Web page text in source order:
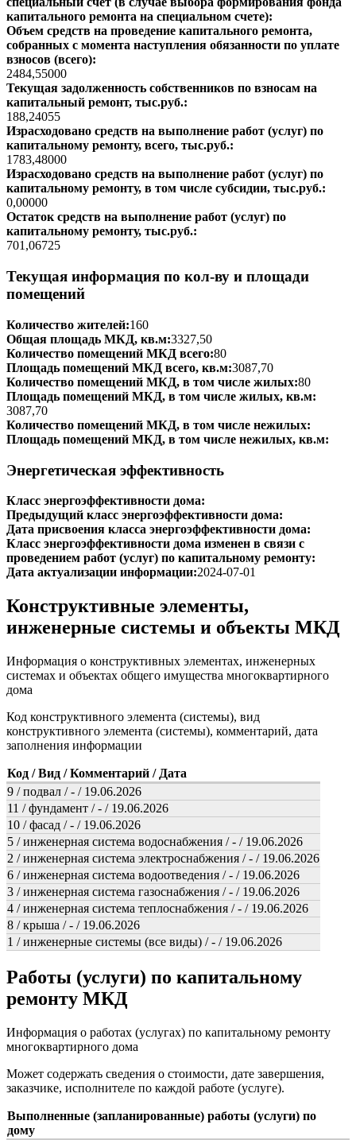
капитального ремонта на специальном счете):
Объем средств на проведение капитального ремонта,
собранных с момента наступления обязанности по уплате
взносов (всего):
2484,55000
Текущая задолженность собственников по взносам на
капитальный ремонт, тыс.руб.:
188,24055
Израсходовано средств на выполнение работ (услуг) по
капитальному ремонту, всего, тыс.руб.:
1783,48000
Израсходовано средств на выполнение работ (услуг) по
капитальному ремонту, в том числе субсидии, тыс.руб.:
0,00000
Остаток средств на выполнение работ (услуг) по
капитальному ремонту, тыс.руб.:
701,06725
Текущая информация по кол-ву и площади
помещений
Количество жителей:160
Общая площадь МКД, кв.м:3327,50
Количество помещений МКД всего:80
Площадь помещений МКД всего, кв.м:3087,70
Количество помещений МКД, в том числе жилых:80
Площадь помещений МКД, в том числе жилых, кв.м:
3087,70
Количество помещений МКД, в том числе нежилых:
Площадь помещений МКД, в том числе нежилых, кв.м:
Энергетическая эффективность
Класс энергоэффективности дома:
Предыдущий класс энергоэффективности дома:
Дата присвоения класса энергоэффективности дома:
Класс энергоэффективности дома изменен в связи с
проведением работ (услуг) по капитальному ремонту:
Дата актуализации информации:2024-07-01
Конструктивные элементы,
инженерные системы и объекты МКД
Информация о конструктивных элементах, инженерных
системах и объектах общего имущества многоквартирного
дома
Код конструктивного элемента (системы), вид
конструктивного элемента (системы), комментарий, дата
заполнения информации
Код / Вид / Комментарий / Дата
9 / подвал / - / 19.06.2026
11 / фундамент / - / 19.06.2026
10 / фасад / - / 19.06.2026
5 / инженерная система водоснабжения / - / 19.06.2026
2 / инженерная система электроснабжения / - / 19.06.2026
6 / инженерная система водоотведения / - / 19.06.2026
3 / инженерная система газоснабжения / - / 19.06.2026
4 / инженерная система теплоснабжения / - / 19.06.2026
8 / крыша / - / 19.06.2026
1 / инженерные системы (все виды) / - / 19.06.2026
Работы (услуги) по капитальному
ремонту МКД
Информация о работах (услугах) по капитальному ремонту
многоквартирного дома
Может содержать сведения о стоимости, дате завершения,
заказчике, исполнителе по каждой работе (услуге).
Выполненные (запланированные) работы (услуги) по
дому